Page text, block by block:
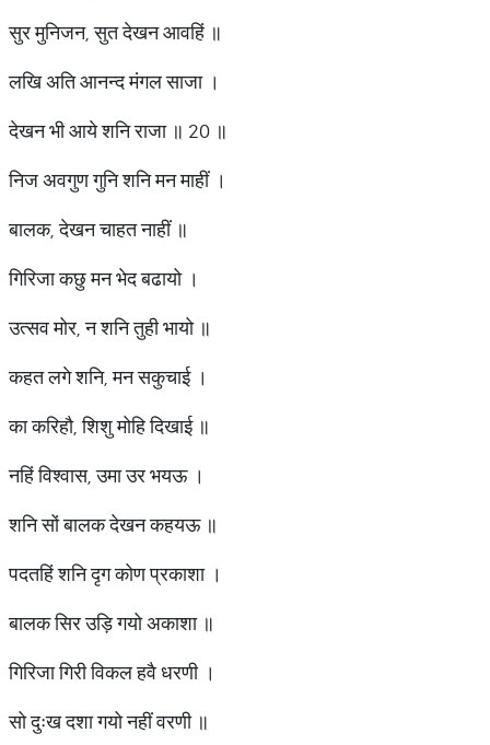
सुर मुनिजन, सुत देखन आवहिं ॥
लखि अति आनन्द मंगल साजा ।
देखन भी आये शनि राजा ॥ 20 ॥
निज अवगुण गुनि शनि मन माहीं ।
बालक, देखन चाहत नाहीं ॥
गिरिजा कछु मन भेद बढायो ।
उत्सव मोर, न शनि तुही भायो ॥
कहत लगे शनि, मन सकुचाई ।
का करिहौ, शिशु मोहि दिखाई ॥
नहिं विश्वास, उमा उर भयऊ ।
शनि सों बालक देखन कहयऊ ॥
पदतहिं शनि दृग कोण प्रकाशा ।
बालक सिर उड़ि गयो अकाशा ॥
गिरिजा गिरी विकल हवै धरणी ।
सो दुःख दशा गयो नहीं वरणी ॥